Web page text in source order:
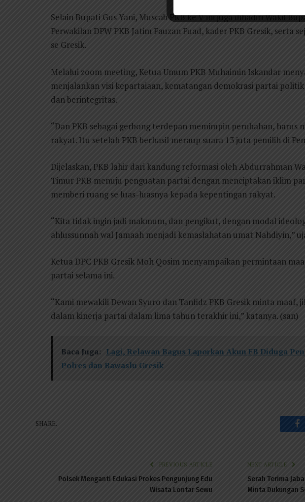
Selain Bupati Gus Yani, Muscab PKB ke V ini juga dihadiri Wakil
Perwakilan DPW PKB Jatim Fauzan Fuad, kader PKB Gresik, serta
se Gresik.
Melalui zoom meeting, Ketua Umum PKB Muhaimin Iskandar
menjalankan visi kepartaiaan, kematangan demokrasi partai
dan berintegritas.
“Dan PKB sebagai gerbong terdepan memimpin perubahan, harus
rakyat. Itu setelah PKB berhasil meraup suara 13 juta pemilih di
Dijelaskan, PKB lahir dari kandung reformasi oleh Abdurrahman
Timur PKB menuju penguatan partai dengan menciptakan iklim
memberi ruang se luas-luasnya kepada kepentingan rakyat.
“Kita tidak ingin jadi makmum, dan pengikut, dengan modal
ahlussunnah wal Jamaah menjadi kemaslahatan umat Nahdiyin,”
Ketua DPC PKB Gresik Moh Qosim menyampaikan permintaan
partai selama ini.
“Kami mewakili Dewan Syuro dan Tanfidz PKB Gresik minta maaf,
dalam kinerja partai dalam lima tahun terakhir ini,” katanya. (san)
Baca Juga: Lagi, Relawan Bagus Laporkan Akun FB Diduga
Polres dan Bawaslu Gresik
SHARE.
PREVIOUS ARTICLE
Polsek Menganti Edukasi Prokes Pengunjung Edu
Wisata Lontar Sewu
NEXT ARTICLE
Serah Terima
Minta Dukungan